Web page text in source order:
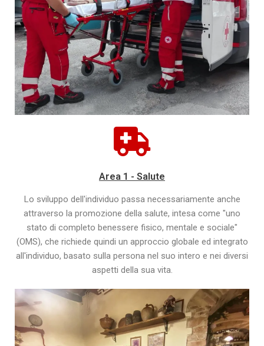
Area 1 - Salute
Lo sviluppo dell'individuo passa necessariamente anche
attraverso la promozione della salute, intesa come "uno
stato di completo benessere fisico, mentale e sociale"
(OMS), che richiede quindi un approccio globale ed integrato
all'individuo, basato sulla persona nel suo intero e nei diversi
aspetti della sua vita.